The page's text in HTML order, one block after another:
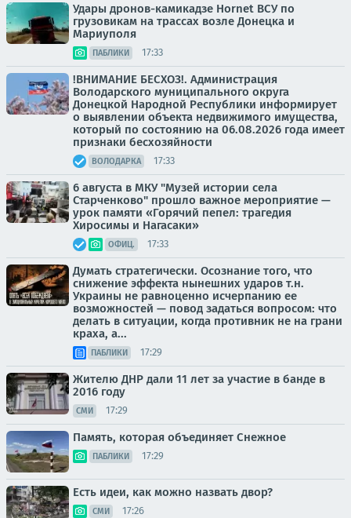
Удары дронов-камикадзе Hornet ВСУ по
грузовикам на трассах возле Донецка и
Мариуполя
ПАБЛИКИ 17:33
!ВНИМАНИЕ БЕСХОЗ!. Администрация
Володарского муниципального округа
Донецкой Народной Республики информирует
о выявлении объекта недвижимого имущества,
который по состоянию на 06.08.2026 года имеет
признаки бесхозяйности
ВОЛОДАРКА 17:33
6 августа в МКУ "Музей истории села
Старченково" прошло важное мероприятие —
урок памяти «Горячий пепел: трагедия
Хиросимы и Нагасаки»
ОФИЦ. 17:33
Думать стратегически. Осознание того, что
снижение эффекта нынешних ударов т.н.
Украины не равноценно исчерпанию ее
возможностей — повод задаться вопросом: что
делать в ситуации, когда противник не на грани
краха, а...
ПАБЛИКИ 17:29
Жителю ДНР дали 11 лет за участие в банде в
2016 году
СМИ 17:29
Память, которая объединяет Снежное
ПАБЛИКИ 17:29
Есть идеи, как можно назвать двор?
СМИ 17:26